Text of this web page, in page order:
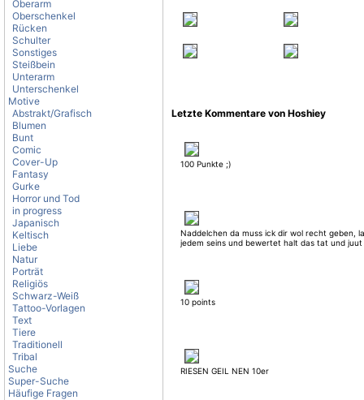
Oberarm
Oberschenkel
Rücken
Schulter
Sonstiges
Steißbein
Unterarm
Unterschenkel
Motive
Abstrakt/Grafisch
Blumen
Bunt
Comic
Cover-Up
Fantasy
Gurke
Horror und Tod
in progress
Japanisch
Keltisch
Liebe
Natur
Porträt
Religiös
Schwarz-Weiß
Tattoo-Vorlagen
Text
Tiere
Traditionell
Tribal
Suche
Super-Suche
Häufige Fragen
Letzte Kommentare von Hoshiey
100 Punkte ;)
Naddelchen da muss ick dir wol recht geben,
jedem seins und bewertet halt das tat und juut
10 points
RIESEN GEIL NEN 10er